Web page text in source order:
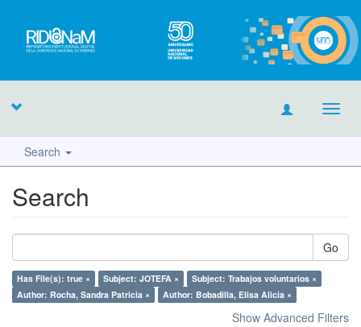
Search
Search
Go
Has File(s): true × Subject: JOTEFA ×
Subject: Trabajos voluntarios ×
Author: Rocha, Sandra Patricia ×
Author: Bobadilla, Elisa Alicia ×
Show Advanced Filters